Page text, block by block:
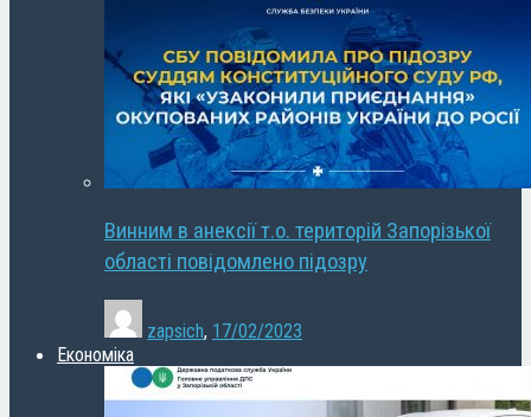
Винним в анексії т.о. територій Запорізької
області повідомлено підозру
zapsich, 17/02/2023
Економіка